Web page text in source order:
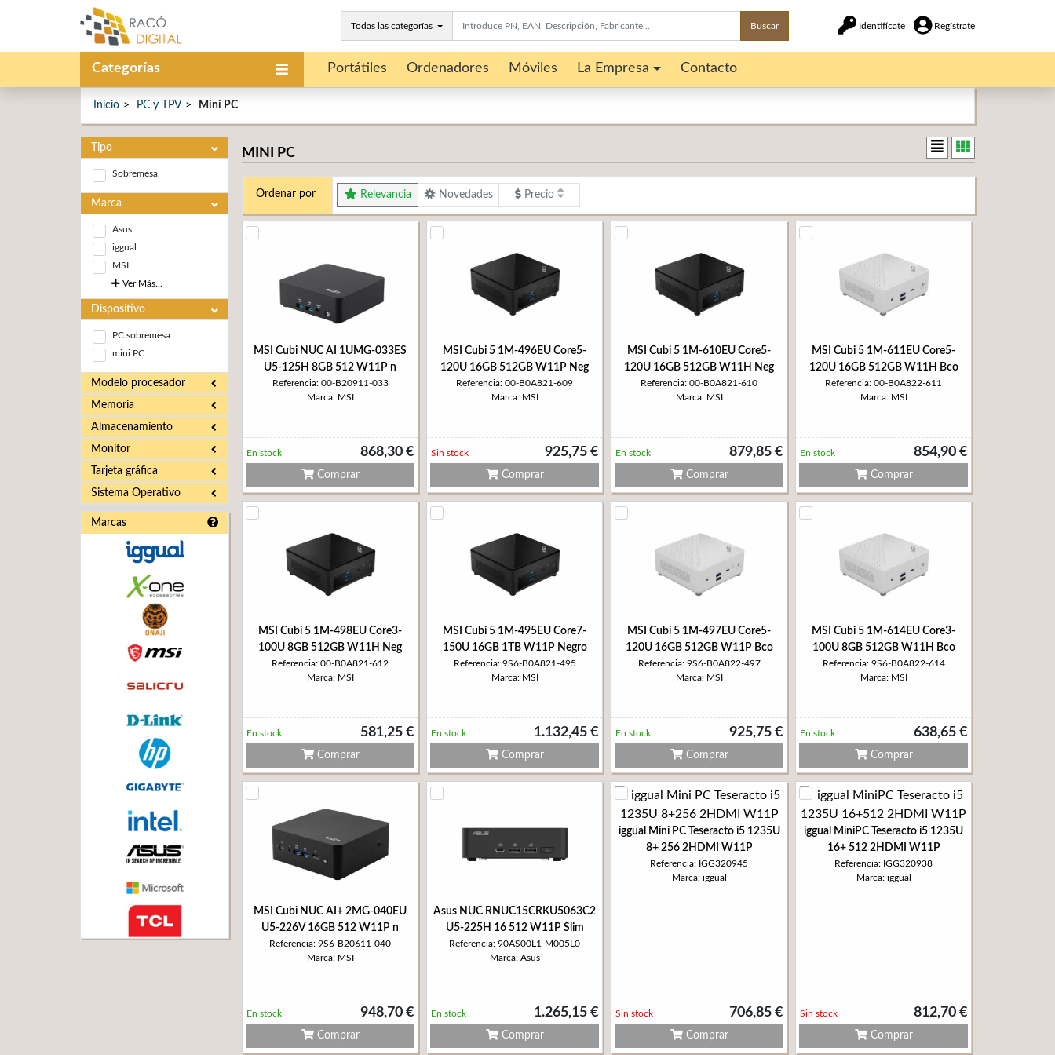
Todas las categorías Buscar Identifícate Regístrate
Categorías Portátiles Ordenadores Móviles La Empresa Contacto
Inicio PC y TPV Mini PC
Tipo
Sobremesa
Marca
Asus
iggual
MSI
Ver Más...
Dispositivo
PC sobremesa
mini PC
Modelo procesador
Memoria
Almacenamiento
Monitor
Tarjeta gráfica
Sistema Operativo
Marcas
MINI PC
Ordenar por Relevancia Novedades Precio
MSI Cubi NUC AI 1UMG-033ES
U5-125H 8GB 512 W11P n
Referencia: 00-B20911-033
Marca: MSI
868,30 €
En stock
Comprar
MSI Cubi 5 1M-496EU Core5-
120U 16GB 512GB W11P Neg
Referencia: 00-B0A821-609
Marca: MSI
925,75 €
Sin stock
Comprar
MSI Cubi 5 1M-610EU Core5-
120U 16GB 512GB W11H Neg
Referencia: 00-B0A821-610
Marca: MSI
879,85 €
En stock
Comprar
MSI Cubi 5 1M-611EU Core5-
120U 16GB 512GB W11H Bco
Referencia: 00-B0A822-611
Marca: MSI
854,90 €
En stock
Comprar
MSI Cubi 5 1M-498EU Core3-
100U 8GB 512GB W11H Neg
Referencia: 00-B0A821-612
Marca: MSI
581,25 €
En stock
Comprar
MSI Cubi 5 1M-495EU Core7-
150U 16GB 1TB W11P Negro
Referencia: 9S6-B0A821-495
Marca: MSI
1.132,45 €
En stock
Comprar
MSI Cubi 5 1M-497EU Core5-
120U 16GB 512GB W11P Bco
Referencia: 9S6-B0A822-497
Marca: MSI
925,75 €
En stock
Comprar
MSI Cubi 5 1M-614EU Core3-
100U 8GB 512GB W11H Bco
Referencia: 9S6-B0A822-614
Marca: MSI
638,65 €
En stock
Comprar
MSI Cubi NUC AI+ 2MG-040EU
U5-226V 16GB 512 W11P n
Referencia: 9S6-B20611-040
Marca: MSI
948,70 €
En stock
Comprar
Asus NUC RNUC15CRKU5063C2
U5-225H 16 512 W11P Slim
Referencia: 90AS00L1-M005L0
Marca: Asus
1.265,15 €
En stock
Comprar
iggual Mini PC Teseracto i5 1235U
8+ 256 2HDMI W11P
Referencia: IGG320945
Marca: iggual
706,85 €
Sin stock
Comprar
iggual MiniPC Teseracto i5 1235U
16+ 512 2HDMI W11P
Referencia: IGG320938
Marca: iggual
812,70 €
Sin stock
Comprar